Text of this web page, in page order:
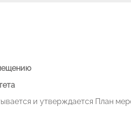
и утверждается План